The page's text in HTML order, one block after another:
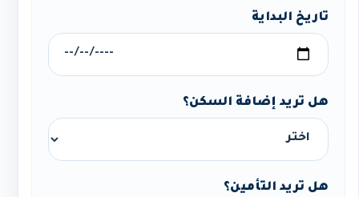
تاريخ البداية
هل تريد إضافة السكن؟
هل تريد التأمين؟